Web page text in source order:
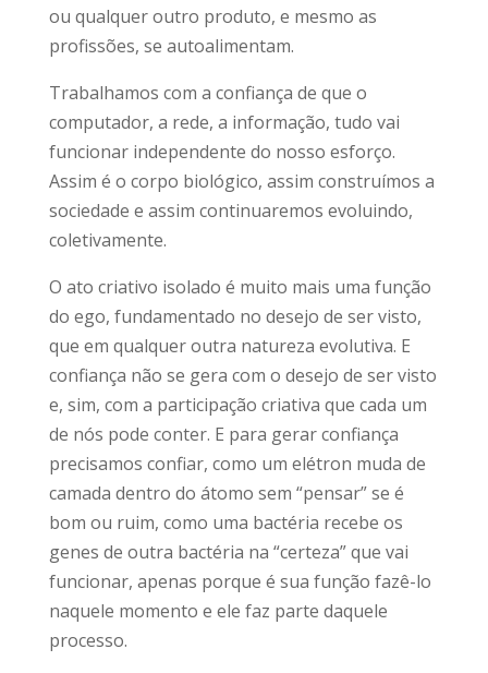
ou qualquer outro produto, e mesmo as
profissões, se autoalimentam.
Trabalhamos com a confiança de que o
computador, a rede, a informação, tudo vai
funcionar independente do nosso esforço.
Assim é o corpo biológico, assim construímos a
sociedade e assim continuaremos evoluindo,
coletivamente.
O ato criativo isolado é muito mais uma função
do ego, fundamentado no desejo de ser visto,
que em qualquer outra natureza evolutiva. E
confiança não se gera com o desejo de ser visto
e, sim, com a participação criativa que cada um
de nós pode conter. E para gerar confiança
precisamos confiar, como um elétron muda de
camada dentro do átomo sem “pensar” se é
bom ou ruim, como uma bactéria recebe os
genes de outra bactéria na “certeza” que vai
funcionar, apenas porque é sua função fazê-lo
naquele momento e ele faz parte daquele
processo.